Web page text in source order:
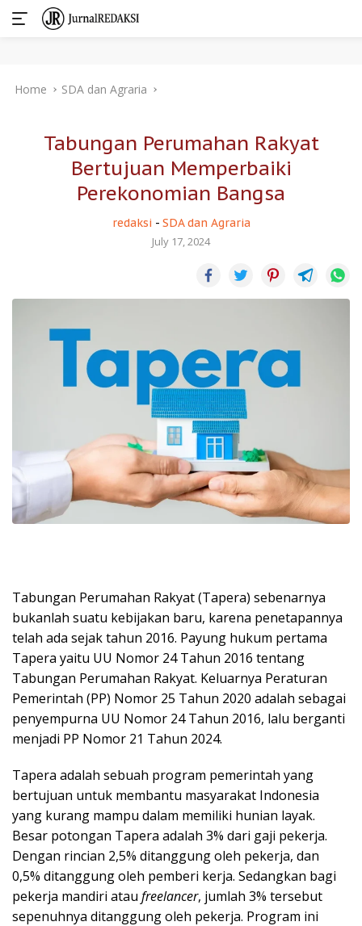
Home SDA dan Agraria
Tabungan Perumahan Rakyat
Bertujuan Memperbaiki
Perekonomian Bangsa
redaksi - SDA dan Agraria
July 17, 2024
Tabungan Perumahan Rakyat (Tapera) sebenarnya
bukanlah suatu kebijakan baru, karena penetapannya
telah ada sejak tahun 2016. Payung hukum pertama
Tapera yaitu UU Nomor 24 Tahun 2016 tentang
Tabungan Perumahan Rakyat. Keluarnya Peraturan
Pemerintah (PP) Nomor 25 Tahun 2020 adalah sebagai
penyempurna UU Nomor 24 Tahun 2016, lalu berganti
menjadi PP Nomor 21 Tahun 2024.
Tapera adalah sebuah program pemerintah yang
bertujuan untuk membantu masyarakat Indonesia
yang kurang mampu dalam memiliki hunian layak.
Besar potongan Tapera adalah 3% dari gaji pekerja.
Dengan rincian 2,5% ditanggung oleh pekerja, dan
0,5% ditanggung oleh pemberi kerja. Sedangkan bagi
pekerja mandiri atau freelancer, jumlah 3% tersebut
sepenuhnya ditanggung oleh pekerja. Program ini